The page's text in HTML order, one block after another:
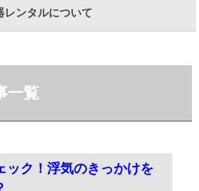
レンタルについて
一覧
ック！浮気のきっかけを